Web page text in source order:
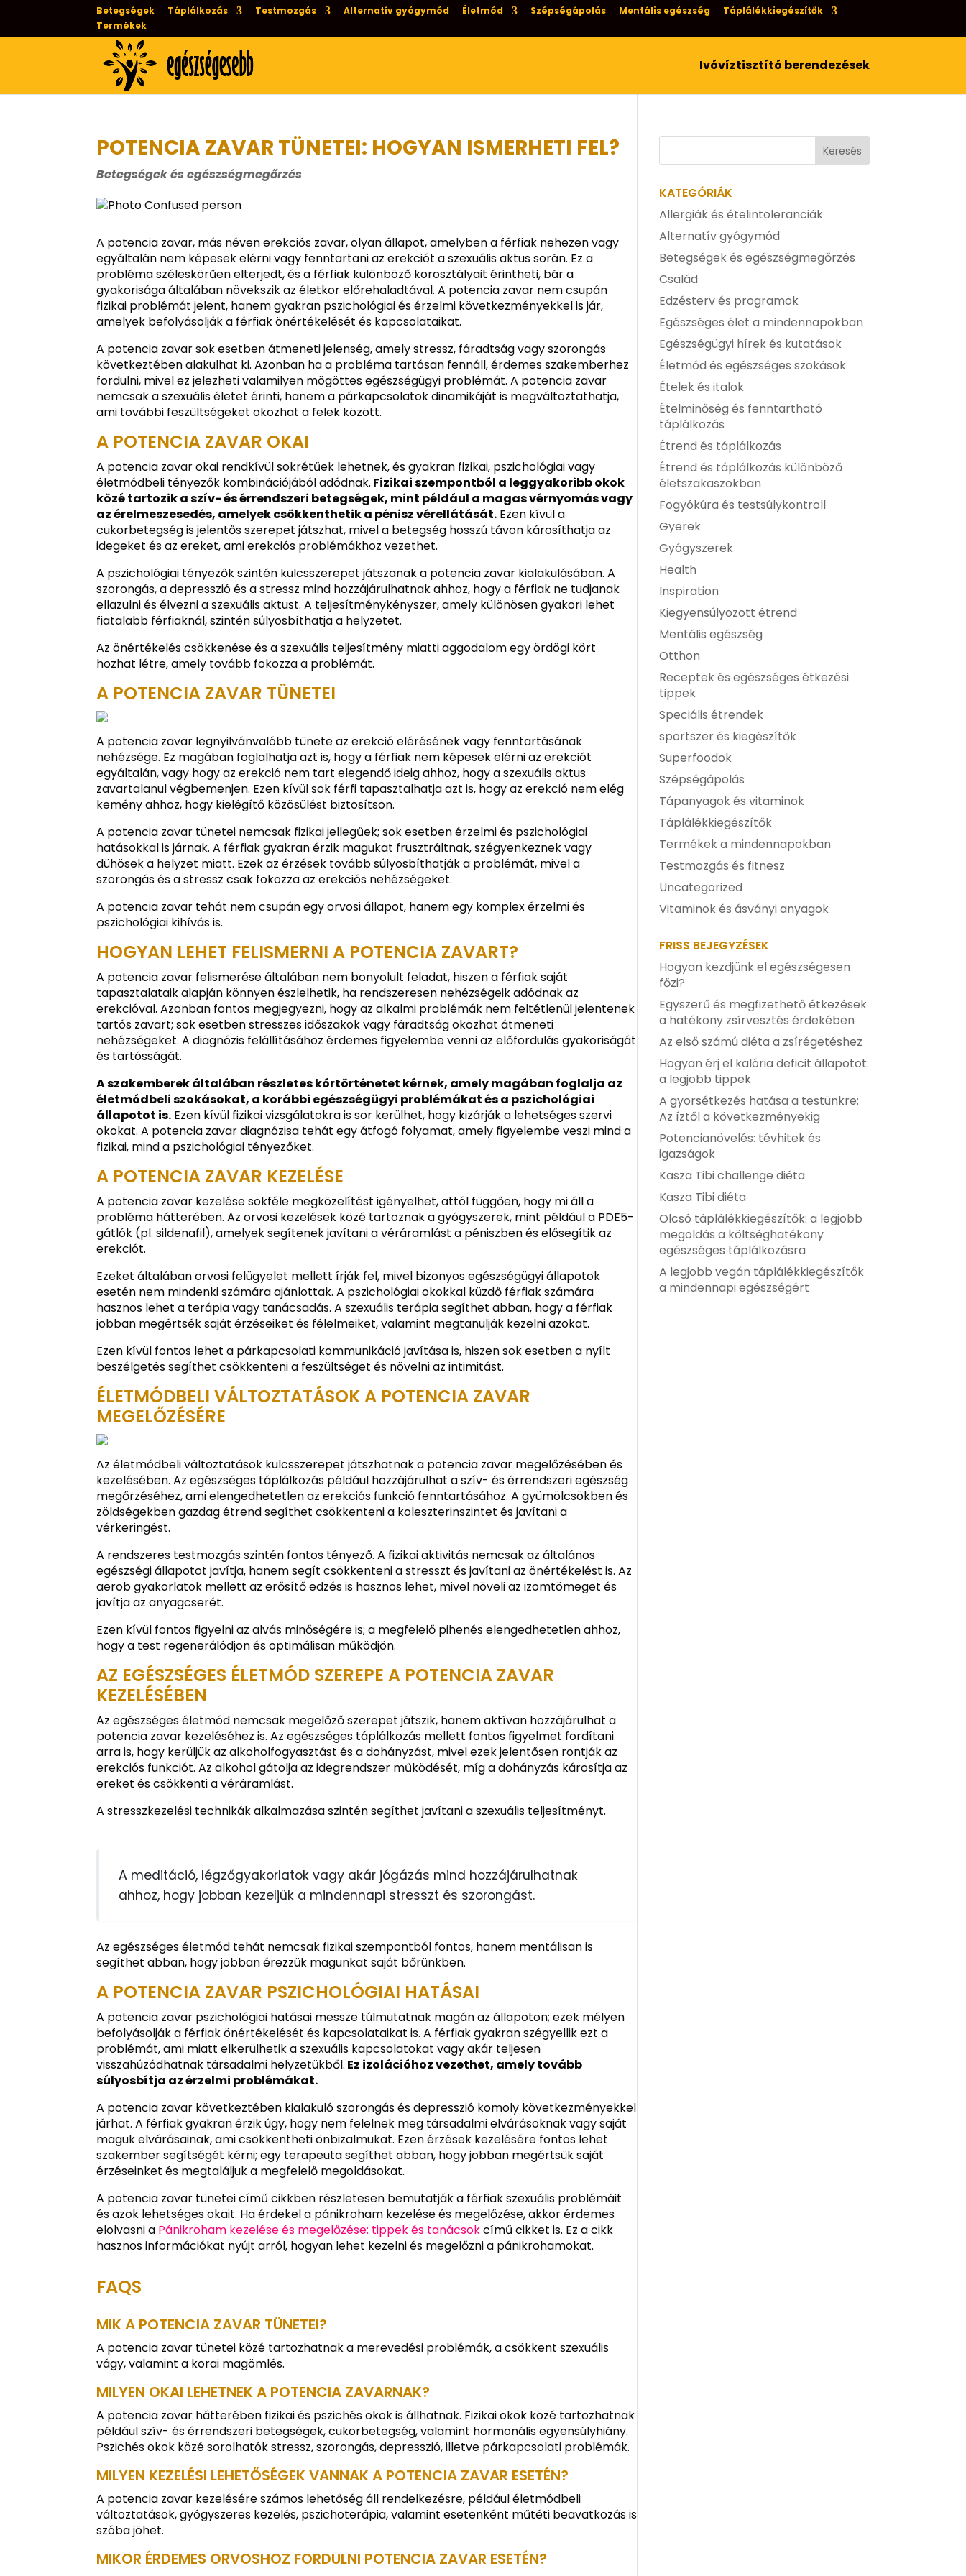
Betegségek Táplálkozás Testmozgás Alternatív gyógymód Életmód Szépségápolás Mentális egészség
Táplálékkiegészítők
Termékek
Ivóvíztisztító berendezések
POTENCIA ZAVAR TÜNETEI: HOGYAN ISMERHETI FEL?
Betegségek és egészségmegőrzés
A potencia zavar, más néven erekciós zavar, olyan állapot, amelyben a férfiak nehezen vagy
egyáltalán nem képesek elérni vagy fenntartani az erekciót a szexuális aktus során. Ez a
probléma széleskörűen elterjedt, és a férfiak különböző korosztályait érintheti, bár a
gyakorisága általában növekszik az életkor előrehaladtával. A potencia zavar nem csupán
fizikai problémát jelent, hanem gyakran pszichológiai és érzelmi következményekkel is jár,
amelyek befolyásolják a férfiak önértékelését és kapcsolataikat.
A potencia zavar sok esetben átmeneti jelenség, amely stressz, fáradtság vagy szorongás
következtében alakulhat ki. Azonban ha a probléma tartósan fennáll, érdemes szakemberhez
fordulni, mivel ez jelezheti valamilyen mögöttes egészségügyi problémát. A potencia zavar
nemcsak a szexuális életet érinti, hanem a párkapcsolatok dinamikáját is megváltoztathatja,
ami további feszültségeket okozhat a felek között.
A POTENCIA ZAVAR OKAI
A potencia zavar okai rendkívül sokrétűek lehetnek, és gyakran fizikai, pszichológiai vagy
életmódbeli tényezők kombinációjából adódnak. Fizikai szempontból a leggyakoribb okok
közé tartozik a szív- és érrendszeri betegségek, mint például a magas vérnyomás vagy
az érelmeszesedés, amelyek csökkenthetik a pénisz vérellátását. Ezen kívül a
cukorbetegség is jelentős szerepet játszhat, mivel a betegség hosszú távon károsíthatja az
idegeket és az ereket, ami erekciós problémákhoz vezethet.
A pszichológiai tényezők szintén kulcsszerepet játszanak a potencia zavar kialakulásában. A
szorongás, a depresszió és a stressz mind hozzájárulhatnak ahhoz, hogy a férfiak ne tudjanak
ellazulni és élvezni a szexuális aktust. A teljesítménykényszer, amely különösen gyakori lehet
fiatalabb férfiaknál, szintén súlyosbíthatja a helyzetet.
Az önértékelés csökkenése és a szexuális teljesítmény miatti aggodalom egy ördögi kört
hozhat létre, amely tovább fokozza a problémát.
A POTENCIA ZAVAR TÜNETEI
A potencia zavar legnyilvánvalóbb tünete az erekció elérésének vagy fenntartásának
nehézsége. Ez magában foglalhatja azt is, hogy a férfiak nem képesek elérni az erekciót
egyáltalán, vagy hogy az erekció nem tart elegendő ideig ahhoz, hogy a szexuális aktus
zavartalanul végbemenjen. Ezen kívül sok férfi tapasztalhatja azt is, hogy az erekció nem elég
kemény ahhoz, hogy kielégítő közösülést biztosítson.
A potencia zavar tünetei nemcsak fizikai jellegűek; sok esetben érzelmi és pszichológiai
hatásokkal is járnak. A férfiak gyakran érzik magukat frusztráltnak, szégyenkeznek vagy
dühösek a helyzet miatt. Ezek az érzések tovább súlyosbíthatják a problémát, mivel a
szorongás és a stressz csak fokozza az erekciós nehézségeket.
A potencia zavar tehát nem csupán egy orvosi állapot, hanem egy komplex érzelmi és
pszichológiai kihívás is.
HOGYAN LEHET FELISMERNI A POTENCIA ZAVART?
A potencia zavar felismerése általában nem bonyolult feladat, hiszen a férfiak saját
tapasztalataik alapján könnyen észlelhetik, ha rendszeresen nehézségeik adódnak az
erekcióval. Azonban fontos megjegyezni, hogy az alkalmi problémák nem feltétlenül jelentenek
tartós zavart; sok esetben stresszes időszakok vagy fáradtság okozhat átmeneti
nehézségeket. A diagnózis felállításához érdemes figyelembe venni az előfordulás gyakoriságát
és tartósságát.
A szakemberek általában részletes kórtörténetet kérnek, amely magában foglalja az
életmódbeli szokásokat, a korábbi egészségügyi problémákat és a pszichológiai
állapotot is. Ezen kívül fizikai vizsgálatokra is sor kerülhet, hogy kizárják a lehetséges szervi
okokat. A potencia zavar diagnózisa tehát egy átfogó folyamat, amely figyelembe veszi mind a
fizikai, mind a pszichológiai tényezőket.
A POTENCIA ZAVAR KEZELÉSE
A potencia zavar kezelése sokféle megközelítést igényelhet, attól függően, hogy mi áll a
probléma hátterében. Az orvosi kezelések közé tartoznak a gyógyszerek, mint például a PDE5-
gátlók (pl. sildenafil), amelyek segítenek javítani a véráramlást a péniszben és elősegítik az
erekciót.
Ezeket általában orvosi felügyelet mellett írják fel, mivel bizonyos egészségügyi állapotok
esetén nem mindenki számára ajánlottak. A pszichológiai okokkal küzdő férfiak számára
hasznos lehet a terápia vagy tanácsadás. A szexuális terápia segíthet abban, hogy a férfiak
jobban megértsék saját érzéseiket és félelmeiket, valamint megtanulják kezelni azokat.
Ezen kívül fontos lehet a párkapcsolati kommunikáció javítása is, hiszen sok esetben a nyílt
beszélgetés segíthet csökkenteni a feszültséget és növelni az intimitást.
ÉLETMÓDBELI VÁLTOZTATÁSOK A POTENCIA ZAVAR
MEGELŐZÉSÉRE
Az életmódbeli változtatások kulcsszerepet játszhatnak a potencia zavar megelőzésében és
kezelésében. Az egészséges táplálkozás például hozzájárulhat a szív- és érrendszeri egészség
megőrzéséhez, ami elengedhetetlen az erekciós funkció fenntartásához. A gyümölcsökben és
zöldségekben gazdag étrend segíthet csökkenteni a koleszterinszintet és javítani a
vérkeringést.
A rendszeres testmozgás szintén fontos tényező. A fizikai aktivitás nemcsak az általános
egészségi állapotot javítja, hanem segít csökkenteni a stresszt és javítani az önértékelést is. Az
aerob gyakorlatok mellett az erősítő edzés is hasznos lehet, mivel növeli az izomtömeget és
javítja az anyagcserét.
Ezen kívül fontos figyelni az alvás minőségére is; a megfelelő pihenés elengedhetetlen ahhoz,
hogy a test regenerálódjon és optimálisan működjön.
AZ EGÉSZSÉGES ÉLETMÓD SZEREPE A POTENCIA ZAVAR
KEZELÉSÉBEN
Az egészséges életmód nemcsak megelőző szerepet játszik, hanem aktívan hozzájárulhat a
potencia zavar kezeléséhez is. Az egészséges táplálkozás mellett fontos figyelmet fordítani
arra is, hogy kerüljük az alkoholfogyasztást és a dohányzást, mivel ezek jelentősen rontják az
erekciós funkciót. Az alkohol gátolja az idegrendszer működését, míg a dohányzás károsítja az
ereket és csökkenti a véráramlást.
A stresszkezelési technikák alkalmazása szintén segíthet javítani a szexuális teljesítményt.
A meditáció, légzőgyakorlatok vagy akár jógázás mind hozzájárulhatnak
ahhoz, hogy jobban kezeljük a mindennapi stresszt és szorongást.
Az egészséges életmód tehát nemcsak fizikai szempontból fontos, hanem mentálisan is
segíthet abban, hogy jobban érezzük magunkat saját bőrünkben.
A POTENCIA ZAVAR PSZICHOLÓGIAI HATÁSAI
A potencia zavar pszichológiai hatásai messze túlmutatnak magán az állapoton; ezek mélyen
befolyásolják a férfiak önértékelését és kapcsolataikat is. A férfiak gyakran szégyellik ezt a
problémát, ami miatt elkerülhetik a szexuális kapcsolatokat vagy akár teljesen
visszahúzódhatnak társadalmi helyzetükből. Ez izolációhoz vezethet, amely tovább
súlyosbítja az érzelmi problémákat.
A potencia zavar következtében kialakuló szorongás és depresszió komoly következményekkel
járhat. A férfiak gyakran érzik úgy, hogy nem felelnek meg társadalmi elvárásoknak vagy saját
maguk elvárásainak, ami csökkentheti önbizalmukat. Ezen érzések kezelésére fontos lehet
szakember segítségét kérni; egy terapeuta segíthet abban, hogy jobban megértsük saját
érzéseinket és megtaláljuk a megfelelő megoldásokat.
A potencia zavar tünetei című cikkben részletesen bemutatják a férfiak szexuális problémáit
és azok lehetséges okait. Ha érdekel a pánikroham kezelése és megelőzése, akkor érdemes
elolvasni a Pánikroham kezelése és megelőzése: tippek és tanácsokcímű cikket is. Ez a cikk
hasznos információkat nyújt arról, hogyan lehet kezelni és megelőzni a pánikrohamokat.
FAQS
MIK A POTENCIA ZAVAR TÜNETEI?
A potencia zavar tünetei közé tartozhatnak a merevedési problémák, a csökkent szexuális
vágy, valamint a korai magömlés.
MILYEN OKAI LEHETNEK A POTENCIA ZAVARNAK?
A potencia zavar hátterében fizikai és pszichés okok is állhatnak. Fizikai okok közé tartozhatnak
például szív- és érrendszeri betegségek, cukorbetegség, valamint hormonális egyensúlyhiány.
Pszichés okok közé sorolhatók stressz, szorongás, depresszió, illetve párkapcsolati problémák.
MILYEN KEZELÉSI LEHETŐSÉGEK VANNAK A POTENCIA ZAVAR ESETÉN?
A potencia zavar kezelésére számos lehetőség áll rendelkezésre, például életmódbeli
változtatások, gyógyszeres kezelés, pszichoterápia, valamint esetenként műtéti beavatkozás is
szóba jöhet.
MIKOR ÉRDEMES ORVOSHOZ FORDULNI POTENCIA ZAVAR ESETÉN?
KATEGÓRIÁK
Allergiák és ételintoleranciák
Alternatív gyógymód
Betegségek és egészségmegőrzés
Család
Edzésterv és programok
Egészséges élet a mindennapokban
Egészségügyi hírek és kutatások
Életmód és egészséges szokások
Ételek és italok
Ételminőség és fenntartható
táplálkozás
Étrend és táplálkozás
Étrend és táplálkozás különböző
életszakaszokban
Fogyókúra és testsúlykontroll
Gyerek
Gyógyszerek
Health
Inspiration
Kiegyensúlyozott étrend
Mentális egészség
Otthon
Receptek és egészséges étkezési
tippek
Speciális étrendek
sportszer és kiegészítők
Superfoodok
Szépségápolás
Tápanyagok és vitaminok
Táplálékkiegészítők
Termékek a mindennapokban
Testmozgás és fitnesz
Uncategorized
Vitaminok és ásványi anyagok
FRISS BEJEGYZÉSEK
Hogyan kezdjünk el egészségesen
főzi?
Egyszerű és megfizethető étkezések
a hatékony zsírvesztés érdekében
Az első számú diéta a zsírégetéshez
Hogyan érj el kalória deficit állapotot:
a legjobb tippek
A gyorsétkezés hatása a testünkre:
Az íztől a következményekig
Potencianövelés: tévhitek és
igazságok
Kasza Tibi challenge diéta
Kasza Tibi diéta
Olcsó táplálékkiegészítők: a legjobb
megoldás a költséghatékony
egészséges táplálkozásra
A legjobb vegán táplálékkiegészítők
a mindennapi egészségért